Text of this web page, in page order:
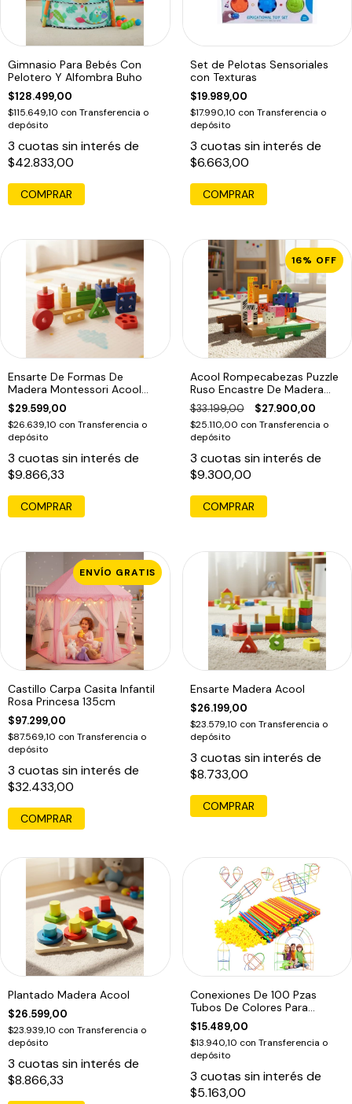
Gimnasio Para Bebés Con
Pelotero Y Alfombra Buho
$128.499,00
$115.649,10 con Transferencia o
depósito
3 cuotas sin interés de
$42.833,00
Set de Pelotas Sensoriales
con Texturas
$19.989,00
$17.990,10 con Transferencia o
depósito
3 cuotas sin interés de
$6.663,00
Ensarte De Formas De
Madera Montessori Acool
Ac7318
$29.599,00
$26.639,10 con Transferencia o
depósito
3 cuotas sin interés de
$9.866,33
16% OFF
Acool Rompecabezas Puzzle
Ruso Encastre De Madera
Ac6616
$33.199,00 $27.900,00
$25.110,00 con Transferencia o
depósito
3 cuotas sin interés de
$9.300,00
COMPRAR
ENVÍO GRATIS
Castillo Carpa Casita Infantil
Rosa Princesa 135cm
$97.299,00
$87.569,10 con Transferencia o
depósito
3 cuotas sin interés de
$32.433,00
COMPRAR
Ensarte Madera Acool
$26.199,00
$23.579,10 con Transferencia o
depósito
3 cuotas sin interés de
$8.733,00
Plantado Madera Acool
$26.599,00
$23.939,10 con Transferencia o
depósito
3 cuotas sin interés de
$8.866,33
Conexiones De 100 Pzas
Tubos De Colores Para
Construir
$15.489,00
$13.940,10 con Transferencia o
depósito
3 cuotas sin interés de
$5.163,00